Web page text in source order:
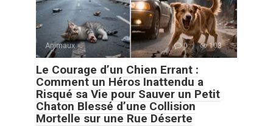
Animaux 0 103
Le Courage d’un Chien Errant :
Comment un Héros Inattendu a
Risqué sa Vie pour Sauver un Petit
Chaton Blessé d’une Collision
Mortelle sur une Rue Déserte